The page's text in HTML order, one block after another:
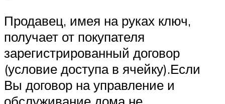
Продавец, имея на руках ключ,
получает от покупателя
зарегистрированный договор
(условие доступа в ячейку).Если
Вы договор на управление и
обслуживание дома не